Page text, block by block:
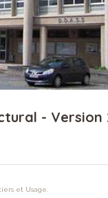
- Version
et Usage.